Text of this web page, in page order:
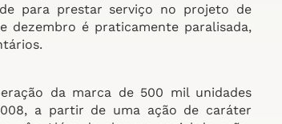
para prestar serviço no projeto de
dezembro é praticamente paralisada,
da marca de 500 mil unidades
a partir de uma ação de caráter